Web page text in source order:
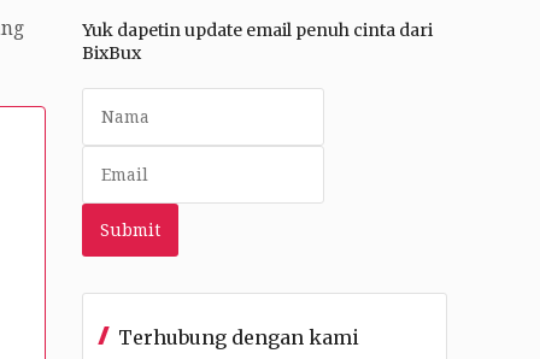
Yuk dapetin update email penuh cinta dari
BixBux
Terhubung dengan kami